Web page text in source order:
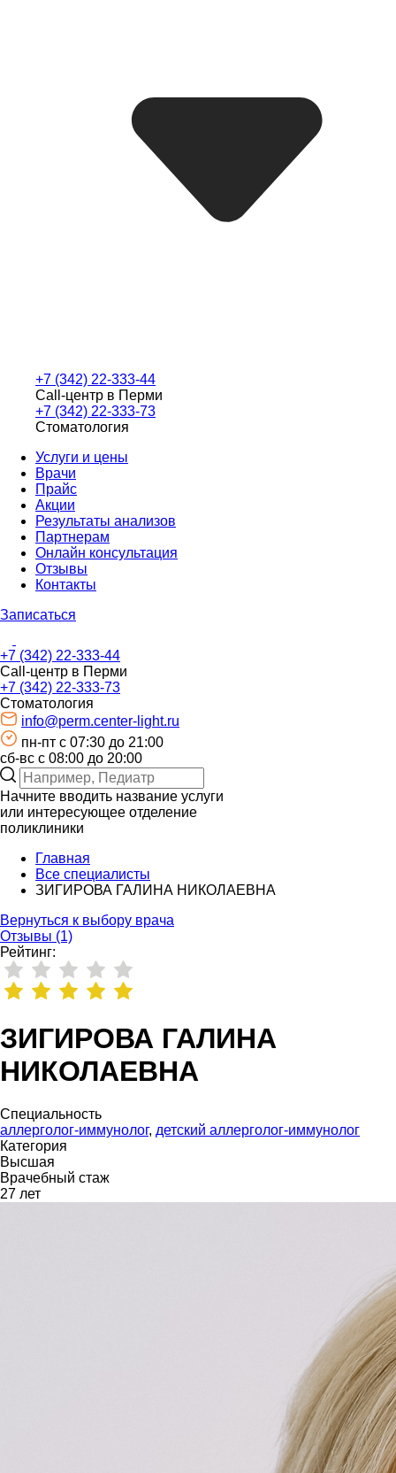
+7 (342) 22-333-44
Call-центр в Перми
+7 (342) 22-333-73
Стоматология
Услуги и цены
Врачи
Прайс
Акции
Результаты анализов
Партнерам
Онлайн консультация
Отзывы
Контакты
Записаться
+7 (342) 22-333-44
Call-центр в Перми
+7 (342) 22-333-73
Стоматология
info@perm.center-light.ru
пн-пт c 07:30 до 21:00
сб-вс с 08:00 до 20:00
Начните вводить название услуги
или интересующее отделение
поликлиники
Главная
Все специалисты
ЗИГИРОВА ГАЛИНА НИКОЛАЕВНА
Вернуться к выбору врача
Отзывы (1)
Рейтинг:
ЗИГИРОВА ГАЛИНА
НИКОЛАЕВНА
Специальность
аллерголог-иммунолог, детский аллерголог-иммунолог
Категория
Высшая
Врачебный стаж
27 лет